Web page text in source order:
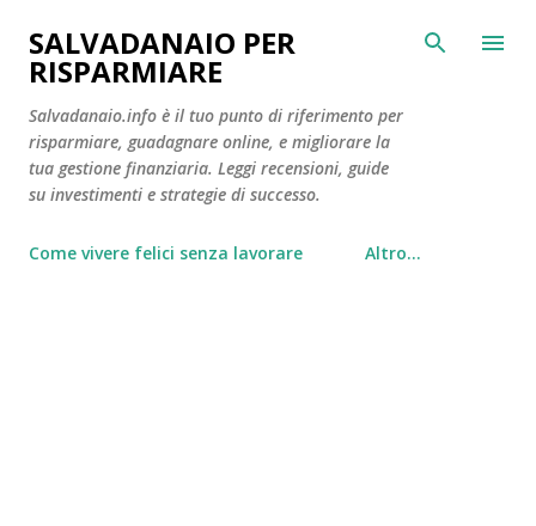
Passa ai contenuti principali
SALVADANAIO PER
RISPARMIARE
Salvadanaio.info è il tuo punto di riferimento per
risparmiare, guadagnare online, e migliorare la
tua gestione finanziaria. Leggi recensioni, guide
su investimenti e strategie di successo.
Come vivere felici senza lavorare Altro…